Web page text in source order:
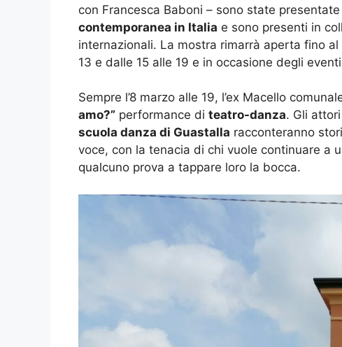
con Francesca Baboni – sono state
contemporanea in Italia e sono presenti in
internazionali. La mostra rimarrà aperta fino
13 e dalle 15 alle 19 e in occasione degli
Sempre l’8 marzo alle 19, l’ex Macello
amo?” performance di teatro-danza. Gli
scuola danza di Guastalla racconteranno
voce, con la tenacia di chi vuole continuare a
qualcuno prova a tappare loro la bocca.